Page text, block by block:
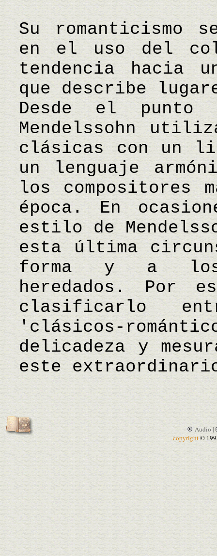
Su romanticismo
en el uso del
tendencia hacia
que describe
Desde el
Mendelssohn
clásicas con un
un lenguaje
los compositores
época. En
estilo de
esta última
forma y a los
heredados. Por
clasificarlo
'clásicos-
delicadeza y
este
Audio |
copyright©